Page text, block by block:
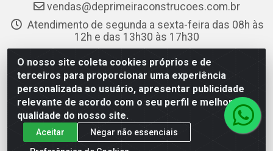
O nosso site coleta cookies próprios e de
terceiros para proporcionar uma experiência
personalizada ao usuário, apresentar publicidade
relevante de acordo com o seu perfil e melhorar a
qualidade do nosso site.
Aceitar
Negar não essenciais
vendas@deprimeiraconstrucoes.com.br
Atendimento de segunda a sexta-feira das 08h às
12h e das 13h30 às 17h30
Redes Sociais
Instagram
Facebook
YouTube
Linkedin